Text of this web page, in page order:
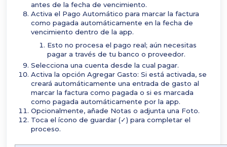
antes de la fecha de vencimiento.
Activa el Pago Automático para marcar la factura
como pagada automáticamente en la fecha de
vencimiento dentro de la app.
Esto no procesa el pago real; aún necesitas
pagar a través de tu banco o proveedor.
Selecciona una cuenta desde la cual pagar.
Activa la opción Agregar Gasto: Si está activada, se
creará automáticamente una entrada de gasto al
marcar la factura como pagada o si es marcada
como pagada automáticamente por la app.
Opcionalmente, añade Notas o adjunta una Foto.
Toca el ícono de guardar (✓) para completar el
proceso.